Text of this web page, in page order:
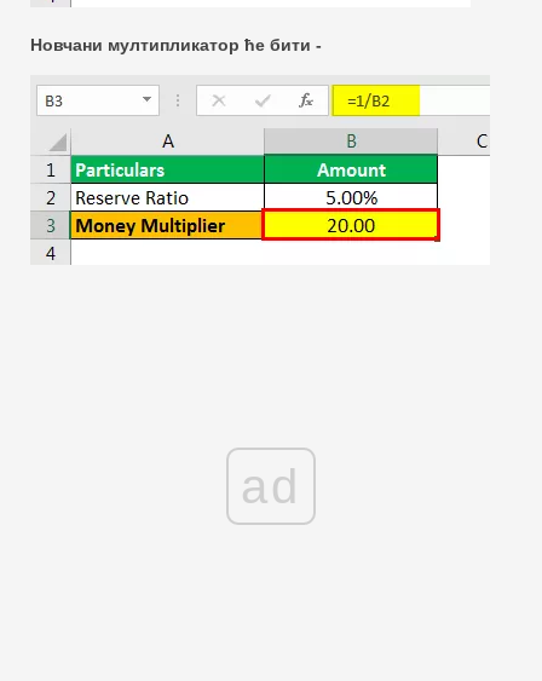
Новчани мултипликатор ће бити -
ad